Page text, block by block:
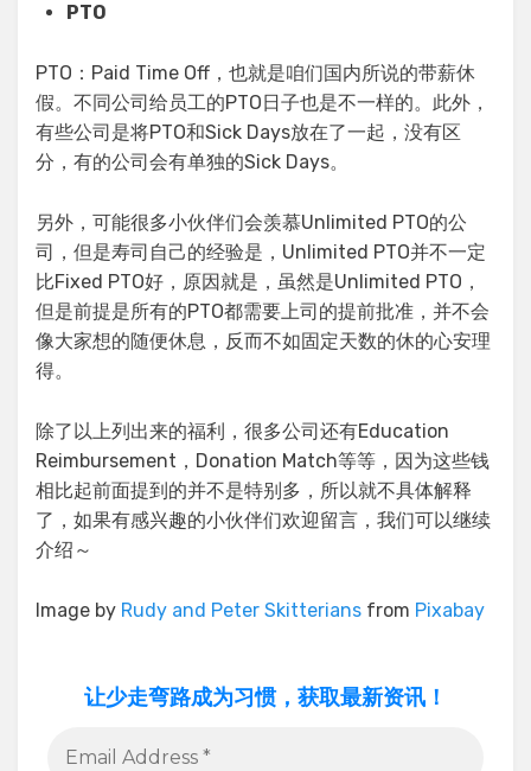
PTO
PTO：Paid Time Off，也就是咱们国内所说的带薪休
假。不同公司给员工的PTO日子也是不一样的。此外，
有些公司是将PTO和Sick Days放在了一起，没有区
分，有的公司会有单独的Sick Days。
另外，可能很多小伙伴们会羡慕Unlimited PTO的公
司，但是寿司自己的经验是，Unlimited PTO并不一定
比Fixed PTO好，原因就是，虽然是Unlimited PTO，
但是前提是所有的PTO都需要上司的提前批准，并不会
像大家想的随便休息，反而不如固定天数的休的心安理
得。
除了以上列出来的福利，很多公司还有Education
Reimbursement，Donation Match等等，因为这些钱
相比起前面提到的并不是特别多，所以就不具体解释
了，如果有感兴趣的小伙伴们欢迎留言，我们可以继续
介绍～
Image by Rudy and Peter Skitterians from Pixabay
让少走弯路成为习惯，获取最新资讯！